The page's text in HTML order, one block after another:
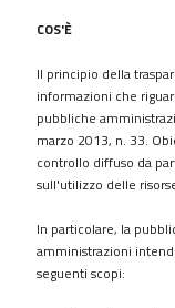
Performance
Enti
controllati
Attività
e
procedimenti
Controlli
sulle
COS'È
Il principio della
informazioni che
pubbliche
marzo 2013, n. 33.
controllo diffuso da
sull'utilizzo delle
In particolare, la
amministrazioni
seguenti scopi: